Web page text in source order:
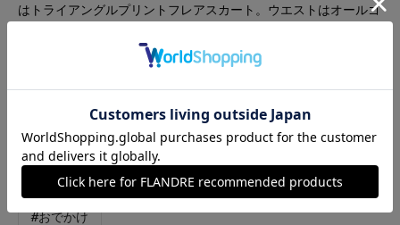
はトライアングルプリントフレアスカート。ウエストはオールゴ
ッチな質感で超軽量。ペチコート付きなので、透け感は心配あり
#ブラウス #休日 #女子会
#デート #ウォッシャブル
#コットン #カジュアル #フェミニン
#おでかけ